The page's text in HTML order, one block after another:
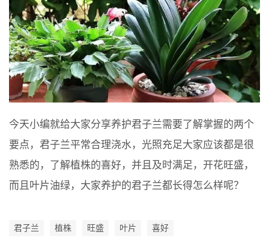
今天小编就给大家分享养护君子兰需要了解掌握的两个
要点，君子兰平常合理浇水，光照充足大家应该都是很
熟悉的，了解植株的喜好，并且及时满足，开花旺盛，
而且叶片油绿，大家养护的君子兰都长得怎么样呢？
君子兰 植株 旺盛 叶片 喜好